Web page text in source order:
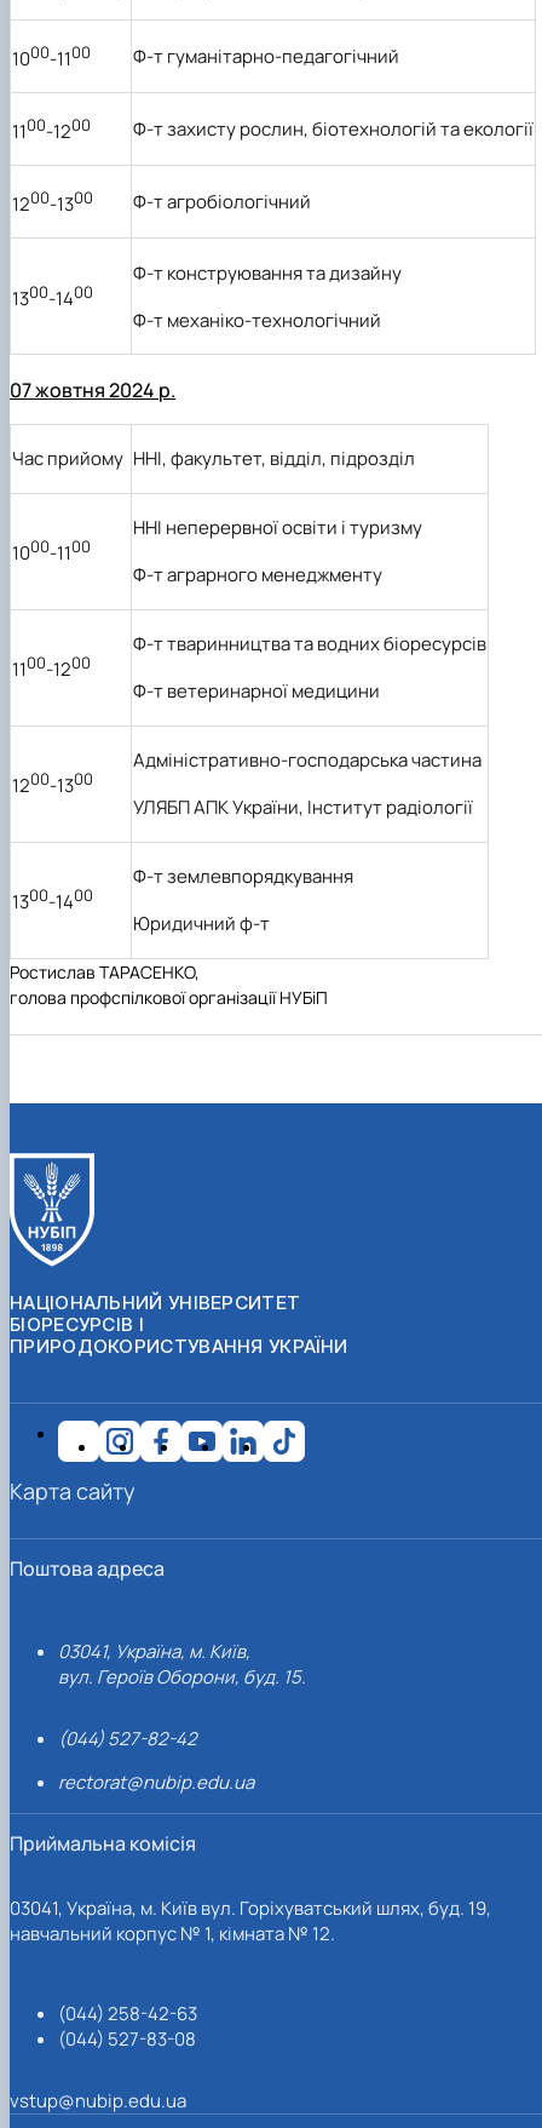
1000-1100 Ф-т гуманітарно-педагогічний
1100-1200 Ф-т захисту рослин, біотехнологій та екології
1200-1300 Ф-т агробіологічний
1300-1400
Ф-т конструювання та дизайну
Ф-т механіко-технологічний
07 жовтня 2024 р.
Час прийому ННІ, факультет, відділ, підрозділ
1000-1100
ННІ неперервної освіти і туризму
Ф-т аграрного менеджменту
1100-1200
Ф-т тваринництва та водних біоресурсів
Ф-т ветеринарної медицини
1200-1300
Адміністративно-господарська частина
УЛЯБП АПК України, Інститут радіології
1300-1400
Ф-т землевпорядкування
Юридичний ф-т
Ростислав ТАРАСЕНКО,
голова профспілкової організації НУБіП
НАЦІОНАЛЬНИЙ УНІВЕРСИТЕТ
БІОРЕСУРСІВ І
ПРИРОДОКОРИСТУВАННЯ УКРАЇНИ
Поштова адреса
03041, Україна, м. Київ,
вул. Героїв Оборони, буд. 15.
(044) 527-82-42
rectorat@nubip.edu.ua
Приймальна комісія
03041, Україна, м. Київ вул. Горіхуватський шлях, буд. 19,
навчальний корпус № 1, кімната № 12.
(044) 258-42-63
(044) 527-83-08
vstup@nubip.edu.ua
Карта сайту